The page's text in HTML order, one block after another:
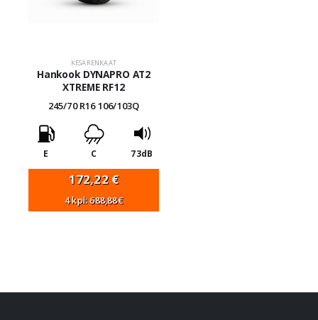
KESÄRENKAAT
Hankook DYNAPRO AT2
XTREME RF12
245/70 R16 106/103Q
E C 73dB
172,22 €
4 kpl: 688,88€